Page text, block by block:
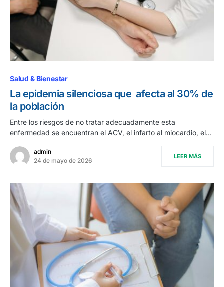
Salud & Bienestar
La epidemia silenciosa que afecta al 30% de
la población
Entre los riesgos de no tratar adecuadamente esta
enfermedad se encuentran el ACV, el infarto al miocardio, el…
admin
24 de mayo de 2026
LEER MÁS